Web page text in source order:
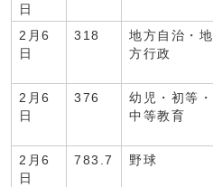
日
2月6
日
318
地方自治・地
方行政
2月6
日
376
幼児・初等・
中等教育
2月6
日
783.7 野球